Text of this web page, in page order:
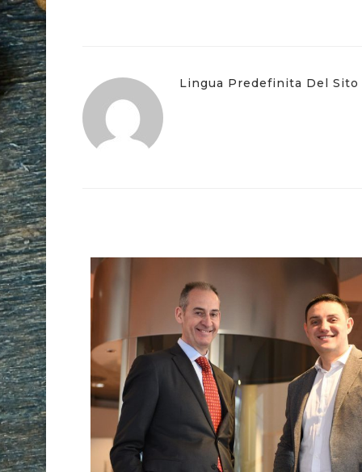
Lingua Predefinita Del Sito